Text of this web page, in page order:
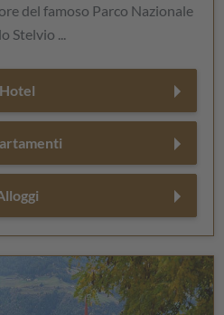
del famoso Parco Nazionale
Stelvio ...
Hotel